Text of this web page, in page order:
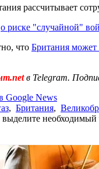
рассчитывает
о риске "случайной"
что Британия может
в Telegram.
Google News
, Британия,